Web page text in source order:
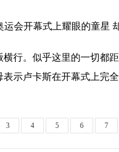
行。似乎这里的一切都
示卢卡斯在开幕式上完
3 4 5 6 7